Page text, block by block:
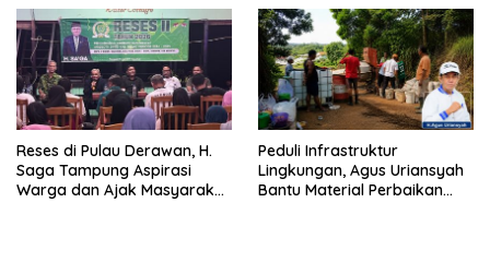
Reses di Pulau Derawan, H.
Saga Tampung Aspirasi
Warga dan Ajak Masyarakat
Peduli Infrastruktur
Lingkungan, Agus Uriansyah
Bantu Material Perbaikan